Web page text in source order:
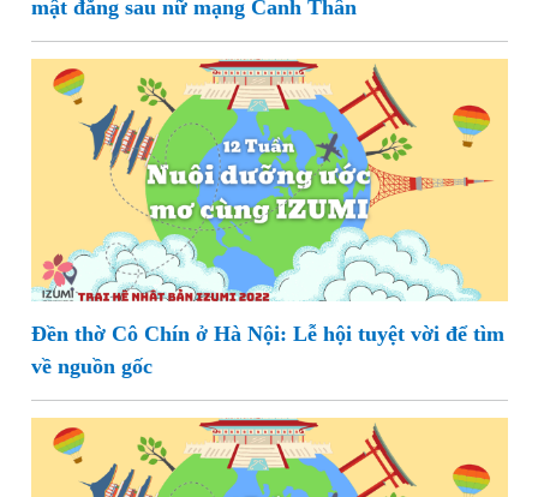
mật đằng sau nữ mạng Canh Thân
Đền thờ Cô Chín ở Hà Nội: Lễ hội tuyệt vời để tìm
về nguồn gốc